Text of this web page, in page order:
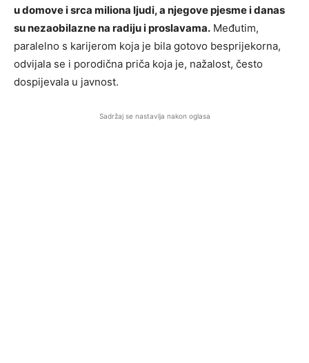
u domove i srca miliona ljudi, a njegove pjesme i danas
su nezaobilazne na radiju i proslavama. Međutim,
paralelno s karijerom koja je bila gotovo besprijekorna,
odvijala se i porodična priča koja je, nažalost, često
dospijevala u javnost.
Sadržaj se nastavlja nakon oglasa